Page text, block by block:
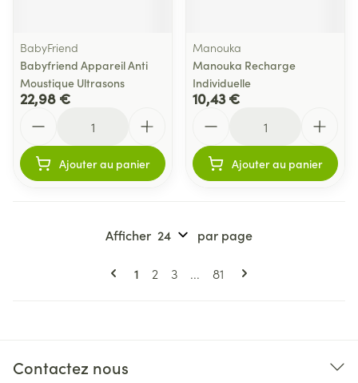
BabyFriend
Babyfriend Appareil Anti
Moustique Ultrasons
22,98 €
Ajouter au panier
Manouka
Manouka Recharge
Individuelle
10,43 €
Ajouter au panier
Pages
Vous lisez actuellement la page
1 Page
2 Page
3 ... Page
81
Afficher par page
Contactez nous